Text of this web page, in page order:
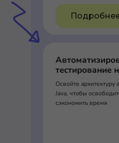
тестирование
Освойте архитектуру
Java, чтобы
сэкономить время